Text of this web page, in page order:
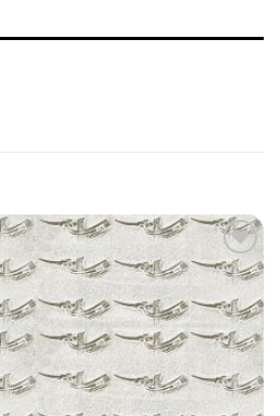
Add to
wishlist